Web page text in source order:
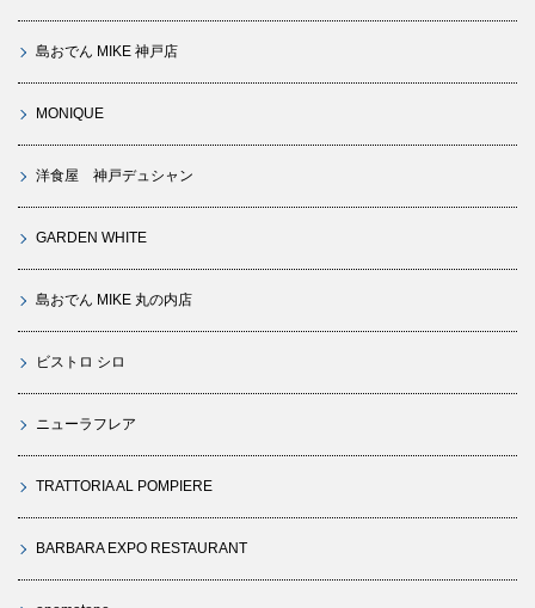
島おでん MIKE 神戸店
MONIQUE
洋食屋 神戸デュシャン
GARDEN WHITE
島おでん MIKE 丸の内店
ビストロ シロ
ニューラフレア
TRATTORIA AL POMPIERE
BARBARA EXPO RESTAURANT